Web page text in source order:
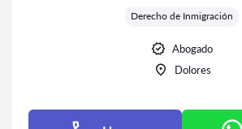
Derecho de Inmigración
Abogado
Dolores